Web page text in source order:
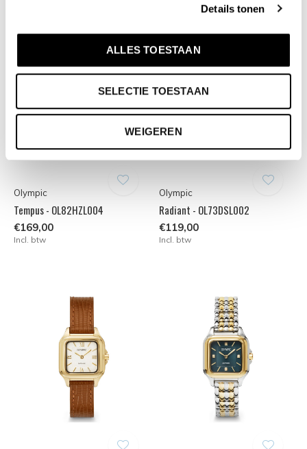
Details tonen
ALLES TOESTAAN
SELECTIE TOESTAAN
WEIGEREN
Olympic
Tempus - OL82HZL004
€169,00
Incl. btw
Olympic
Radiant - OL73DSL002
€119,00
Incl. btw